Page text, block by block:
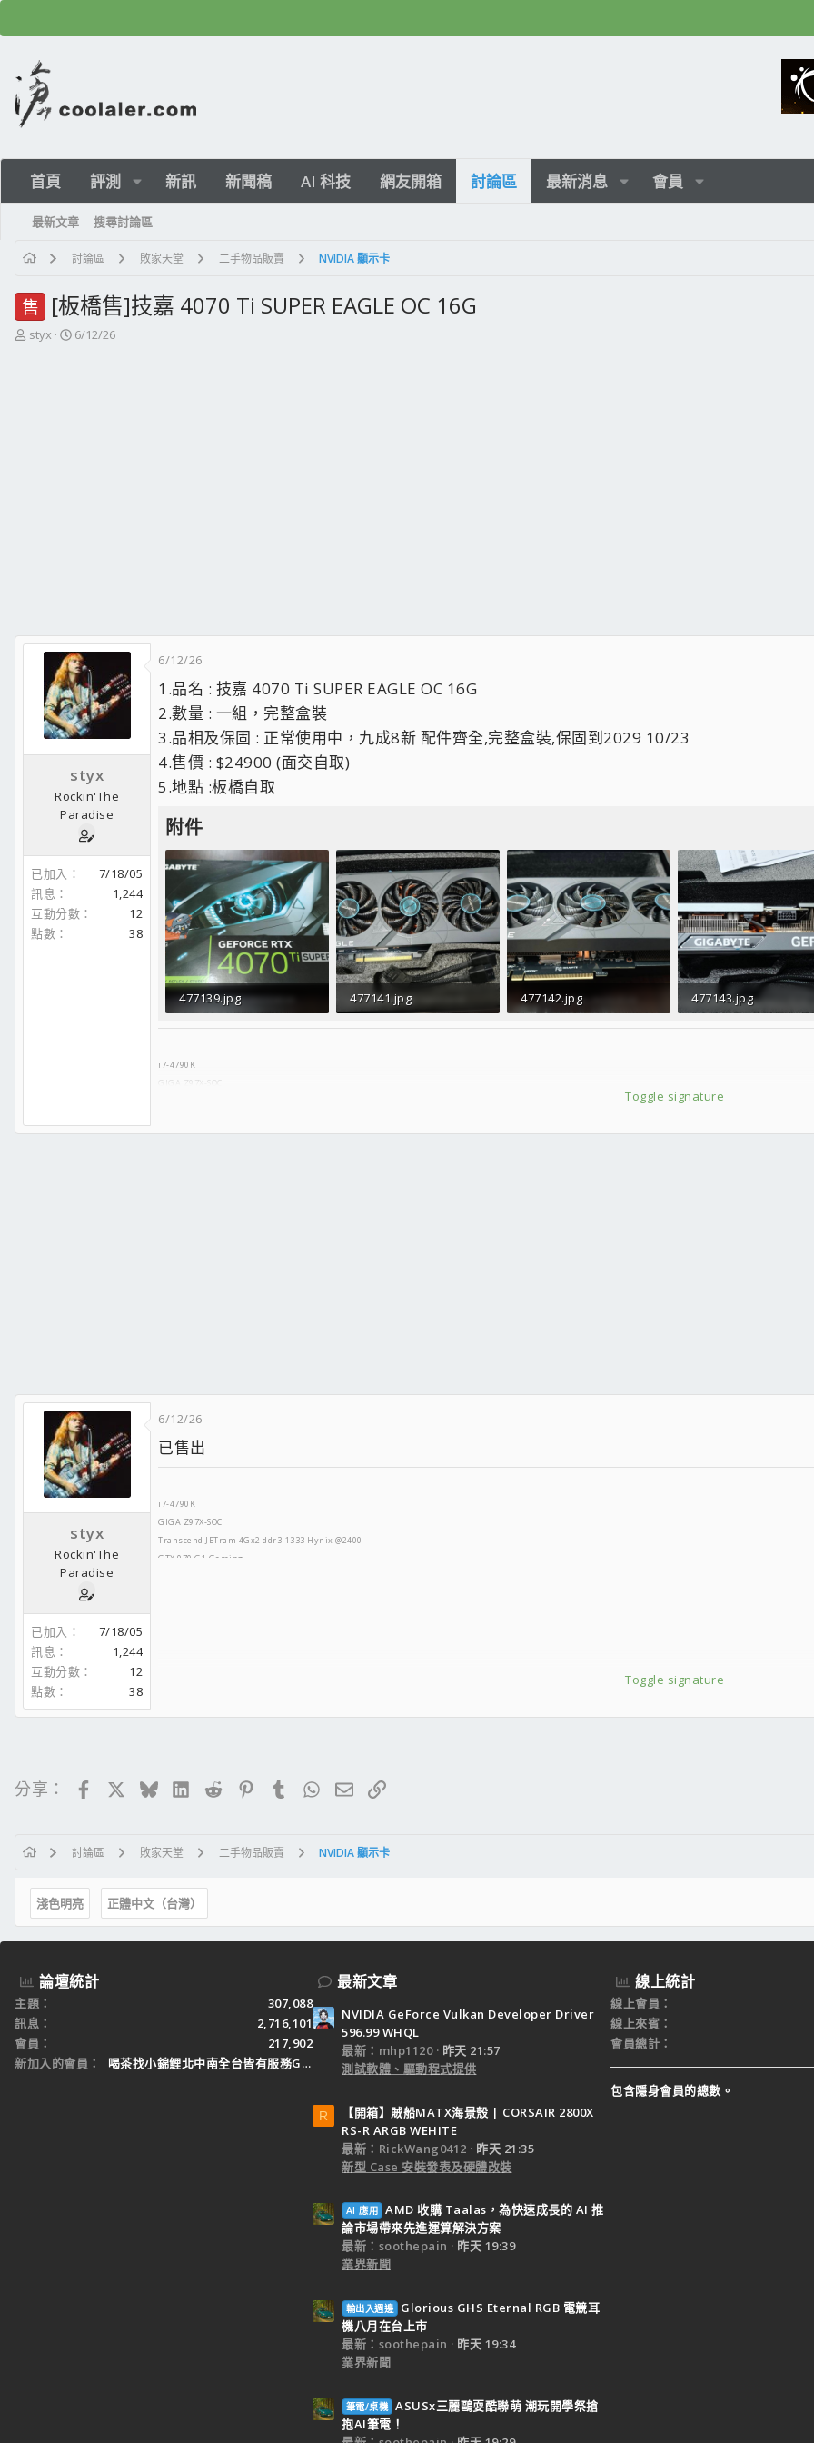
首頁 評測 新訊 新聞稿 AI 科技 網友開箱 討論區 最新消息 會員
最新文章 搜尋討論區
討論區 敗家天堂 二手物品販賣 NVIDIA 顯示卡
售 [板橋售]技嘉 4070 Ti SUPER EAGLE OC 16G
主
styx
開
6/12/26
styx
Rockin'The
Paradise
已加入
7/18/05
訊息
1,244
互動分數
12
點數
38
6/12/26
1.品名 : 技嘉 4070 Ti SUPER EAGLE OC 16G
2.數量 : 一組，完整盒裝
3.品相及保固 : 正常使用中，九成8新 配件齊全,完整盒裝,保固到2029 10/23
4.售價 : $24900 (面交自取)
5.地點 :板橋自取
附件
477139.jpg
167.3 KB · 人氣： 0
477141.jpg
293.9 KB · 人氣： 0
477142.jpg
175.1 KB · 人氣： 0
477143.jpg
303.8 KB · 人氣： 0
Toggle signature
i7-4790K
GIGA Z97X-SOC
Micron M550 128G
LG 47'' 47LM6200
styx
Rockin'The
Paradise
已加入
7/18/05
訊息
1,244
互動分數
12
點數
38
6/12/26
已售出
Toggle signature
i7-4790K
GIGA Z97X-SOC
Transcend JETram 4Gx2 ddr3-1333 Hynix @2400
GTX 970 G1.Gaming
GIGA GV-R787OC-2GD
SilverStone SST-LC17S
LG 47'' 47LM6200
分享： FacebookBlueskyLinkedIn
RedditPinterestTumblrWhatsApp
電子郵件
連結
討論區 敗家天堂 二手物品販賣 NVIDIA 顯示卡
淺色明亮 正體中文（台灣）
論壇統計
主題
307,088
訊息
2,716,101
會員
217,902
新加入的會員
喝茶找小錦鯉北中南全台皆有服務Gleezy：tw3
最新文章
NVIDIA GeForce Vulkan Developer Driver
596.99 WHQL
最新：mhp1120
昨天 21:57
測試軟體、驅動程式提供
R
【開箱】賊船MATX海景殼 | CORSAIR 2800X
RS-R ARGB WEHITE
最新：RickWang0412
昨天 21:35
新型 Case 安裝發表及硬體改裝
AI 應用 AMD 收購 Taalas，為快速成長的 AI 推
論市場帶來先進運算解決方案
最新：soothepain
昨天 19:39
業界新聞
輸出入週邊
Glorious GHS Eternal RGB 電競耳
機八月在台上市
最新：soothepain
昨天 19:34
業界新聞
筆電/桌機 ASUSx三麗鷗耍酷聯萌 潮玩開學祭搶
抱AI筆電！
線上統計
線上會員
線上來賓
會員總計
包含隱身會員的總數。